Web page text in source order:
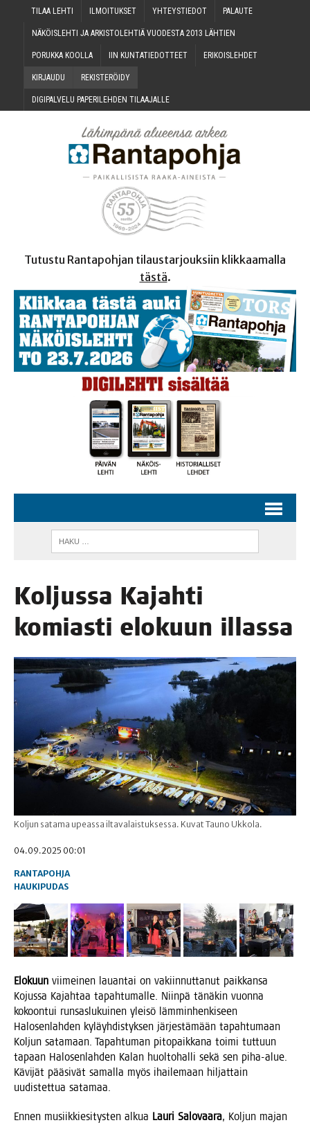
TILAA LEH­TI ILMOI­TUK­SET YHTEYS­TIE­DOT PALAU­TE
NÄKÖIS­LEH­TI JA ARKIS­TO­LEH­TIÄ VUO­DES­TA 2013 LÄHTIEN
PORUK­KA KOOLLA IIN KUN­TA­TIE­DOT­TEET ERI­KOIS­LEH­DET
KIR­JAU­DU REKIS­TE­RÖI­DY
DIGI­PAL­VE­LU PAPE­RI­LEH­DEN TILAAJALLE
Tutustu Rantapohjan tilaustarjouksiin klikkaamalla
tästä.
Kol­jus­sa Kajah­ti
komias­ti elo­kuun illassa
Koljun satama upeassa iltavalaistuksessa. Kuvat Tauno Ukkola.
04.09.2025 00:01
RANTAPOHJA
HAUKIPUDAS
Elo­kuun vii­mei­nen lau­an­tai on vakiin­nut­ta­nut paik­kan­sa
Kojus­sa Kajah­taa tapah­tu­mal­le. Niin­pä tänä­kin vuon­na
kokoon­tui run­sas­lu­kui­nen ylei­sö läm­min­hen­ki­seen
Halo­sen­lah­den kyläyh­dis­tyk­sen jär­jes­tä­mään tapah­tu­maan
Kol­jun sata­maan. Tapah­tu­man pito­paik­ka­na toi­mi tut­tuun
tapaan Halo­sen­lah­den Kalan huol­to­hal­li sekä sen piha-alue.
Kävi­jät pää­si­vät samal­la myös ihai­le­maan hil­jat­tain
uudis­tet­tua satamaa.
Ennen musiik­kie­si­tys­ten alkua Lau­ri Salo­vaa­ra, Kol­jun majan